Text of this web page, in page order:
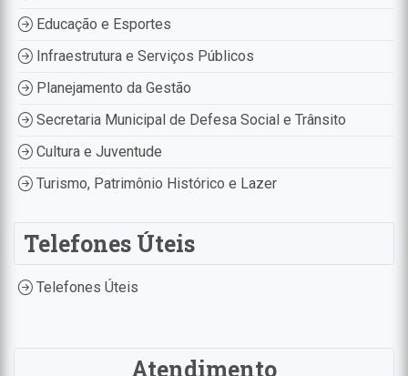
Educação e Esportes
Infraestrutura e Serviços Públicos
Planejamento da Gestão
Secretaria Municipal de Defesa Social e Trânsito
Cultura e Juventude
Turismo, Patrimônio Histórico e Lazer
Telefones Úteis
Telefones Úteis
Atendimento